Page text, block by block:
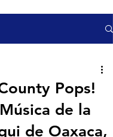
Pops!
de la
de Oaxaca,